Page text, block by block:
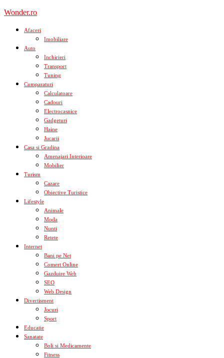
Skip
content
Wonder.ro
Afaceri
Imobiliare
Auto
Inchirieri
Transport
Tuning
Cumparaturi
Calculatoare
Cadouri
Electrocasnice
Gadgeturi
Haine
Jucarii
Casa si Gradina
Amenajari Interioare
Mobilier
Turism
Cazare
Obiective Turistice
Lifestyle
Animale
Moda
Nunti
Retete
Internet
Bani pe Net
Comert Online
Gazduire Web
SEO
Web Design
Divertisment
Jocuri
Sport
Educatie
Sanatate
Boli si Medicamente
Fitness